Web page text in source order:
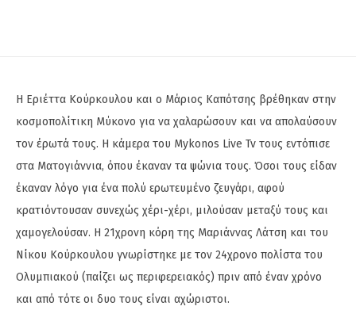
Η Εριέττα Κούρκουλου και ο Μάριος Καπότσης βρέθηκαν στην
κοσμοπολίτικη Μύκονο για να χαλαρώσουν και να απολαύσουν
τον έρωτά τους. Η κάμερα του Mykonos Live Tv τους εντόπισε
στα Ματογιάννια, όπου έκαναν τα ψώνια τους. Όσοι τους είδαν
έκαναν λόγο για ένα πολύ ερωτευμένο ζευγάρι, αφού
κρατιόντουσαν συνεχώς χέρι-χέρι, μιλούσαν μεταξύ τους και
χαμογελούσαν. Η 21χρονη κόρη της Μαριάννας Λάτση και του
Νίκου Κούρκουλου γνωρίστηκε με τον 24χρονο πολίστα του
Ολυμπιακού (παίζει ως περιφερειακός) πριν από έναν χρόνο
και από τότε οι δυο τους είναι αχώριστοι.